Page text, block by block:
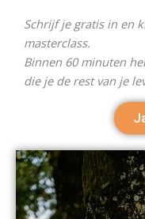
Schrijf je gratis in en
masterclass.
Binnen 60 minuten
die je de rest van je